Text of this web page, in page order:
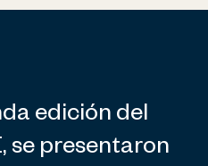
edición del
se presentaron